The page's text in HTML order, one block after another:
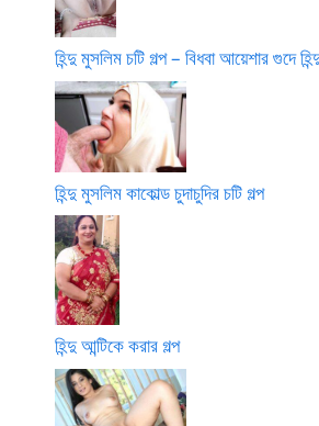
হিন্দু মুসলিম চটি গল্প – বিধবা আয়েশার গুদে
হিন্দু মুসলিম কাকোল্ড চুদাচুদির চটি গল্প
হিন্দু আন্টিকে করার গল্প